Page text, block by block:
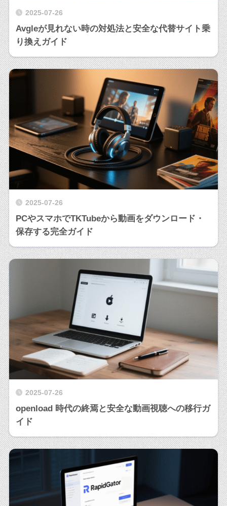
2025-07-26
Avgleが見れない時の対処法と安全な代替サイト乗
り換えガイド
2025-07-26
PCやスマホでTKTubeから動画をダウンロード・
保存する完全ガイド
2025-07-26
openload 時代の終焉と安全な動画視聴への移行ガ
イド